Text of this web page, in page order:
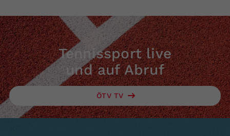
Tennissport live
und auf Abruf
ÖTV TV